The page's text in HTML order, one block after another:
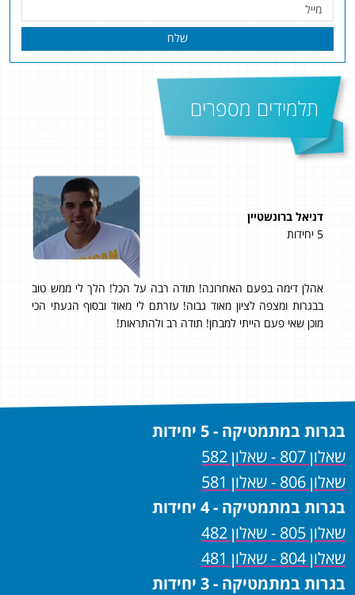
שלח
תלמידים מספרים
דניאל ברונשטיין
5 יחידות
אהלן דימה בפעם האחרונה! תודה רבה על הכל! הלך לי ממש טוב
בבגרות ומצפה לציון מאוד גבוה! עזרתם לי מאוד ובסוף הגעתי הכי
מוכן שאי פעם הייתי למבחן! תודה רב ולהתראות!
בגרות במתמטיקה - 5 יחידות
שאלון 807 - שאלון 582
שאלון 806 - שאלון 581
בגרות במתמטיקה - 4 יחידות
שאלון 805 - שאלון 482
שאלון 804 - שאלון 481
בגרות במתמטיקה - 3 יחידות